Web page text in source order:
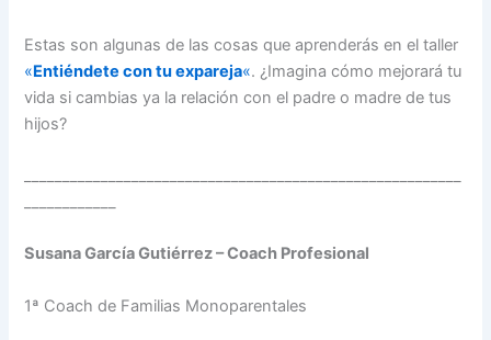
Estas son algunas de las cosas que aprenderás en el taller
«Entiéndete con tu expareja«. ¿Imagina cómo mejorará tu
vida si cambias ya la relación con el padre o madre de tus
hijos?
Susana García Gutiérrez – Coach Profesional
1ª Coach de Familias Monoparentales